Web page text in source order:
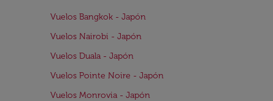
Vuelos Bangkok - Japón
Vuelos Nairobi - Japón
Vuelos Duala - Japón
Vuelos Pointe Noire - Japón
Vuelos Monrovia - Japón